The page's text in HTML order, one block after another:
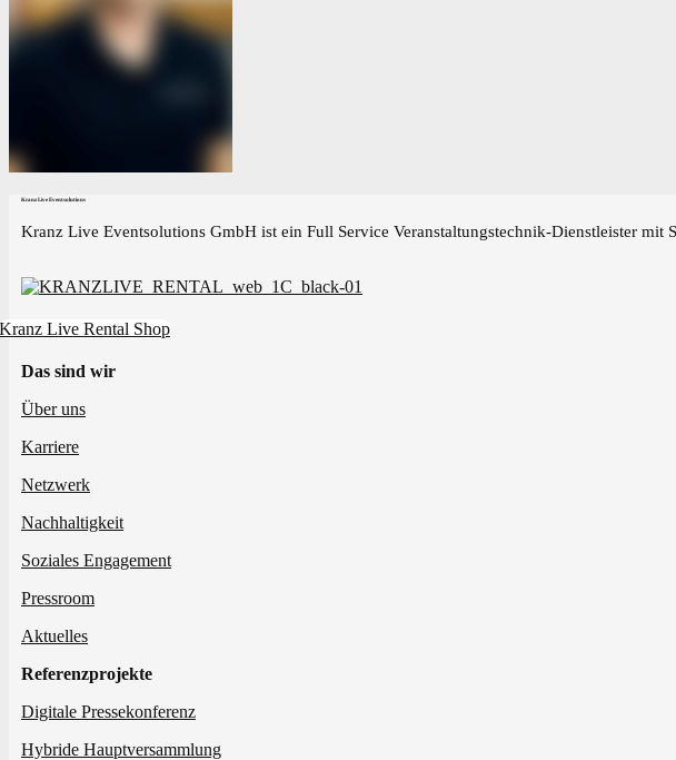
Kranz Live Eventsolutions
Kranz Live Eventsolutions GmbH ist ein Full Service Veranstaltungstechnik-Dienstleister
Kranz Live Rental Shop
Das sind wir
Über uns
Karriere
Netzwerk
Nachhaltigkeit
Soziales Engagement
Pressroom
Aktuelles
Referenzprojekte
Digitale Pressekonferenz
Hybride Hauptversammlung